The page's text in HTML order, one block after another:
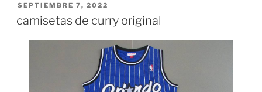
PUBLICADO
SEPTIEMBRE 7, 2022
camisetas de curry original